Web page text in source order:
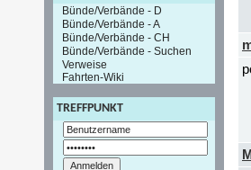
Bünde/Verbände - D
Bünde/Verbände - A
Bünde/Verbände - CH
Bünde/Verbände - Suchen
Verweise
Fahrten-Wiki
TREFFPUNKT